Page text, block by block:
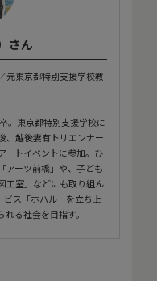
さん
元東京都特別支援学校教
。東京都特別支援学校に
、越後妻有トリエンナー
ートイベントに参加。ひ
アーツ前橋」や、子ども
工室」などにも取り組ん
ビス「ホハル」を立ち上
る社会を目指す。